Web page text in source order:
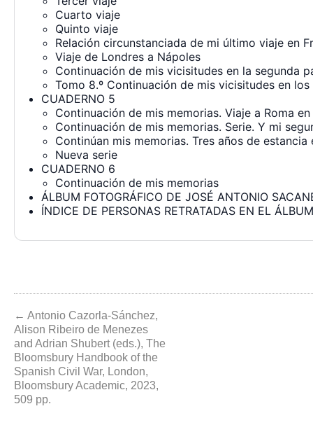
Cuarto viaje
Quinto viaje
Relación circunstanciada de mi último viaje en
Viaje de Londres a Nápoles
Continuación de mis vicisitudes en la segunda
Tomo 8.º Continuación de mis vicisitudes en
CUADERNO 5
Continuación de mis memorias. Viaje a Roma
Continuación de mis memorias. Serie. Y mi
Continúan mis memorias. Tres años de
Nueva serie
CUADERNO 6
Continuación de mis memorias
ÁLBUM FOTOGRÁFICO DE JOSÉ ANTONIO
ÍNDICE DE PERSONAS RETRATADAS EN EL ÁLBUM
← Antonio Cazorla-Sánchez,
Alison Ribeiro de Menezes
and Adrian Shubert (eds.), The
Bloomsbury Handbook of the
Spanish Civil War, London,
Bloomsbury Academic, 2023,
509 pp.